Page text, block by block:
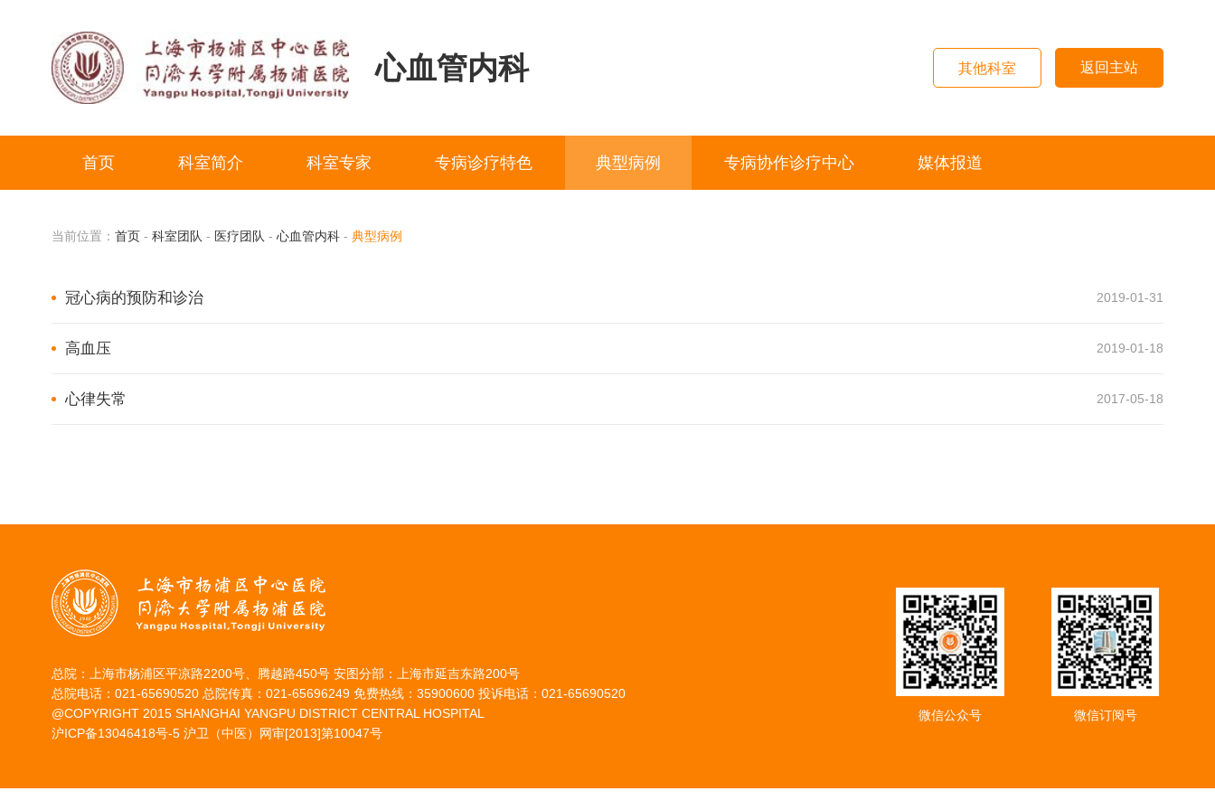
心血管内科 其他科室 返回主站
首页 科室简介 科室专家 专病诊疗特色 典型病例 专病协作诊疗中心 媒体报道
当前位置： 首页 - 科室团队 - 医疗团队 - 心血管内科 - 典型病例
冠心病的预防和诊治 2019-01-31
高血压 2019-01-18
心律失常 2017-05-18
总院：上海市杨浦区平凉路2200号、腾越路450号 安图分部：上海市延吉东路200号
总院电话：021-65690520 总院传真：021-65696249 免费热线：35900600 投诉电话：021-65690520
@COPYRIGHT 2015 SHANGHAI YANGPU DISTRICT CENTRAL HOSPITAL
沪ICP备13046418号-5 沪卫（中医）网审[2013]第10047号
微信公众号 微信订阅号